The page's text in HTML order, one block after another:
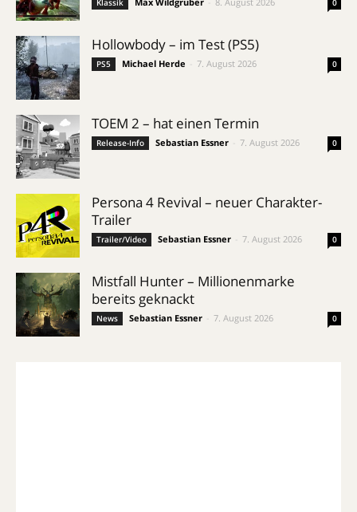
Hollowbody – im Test (PS5)
PS5 Michael Herde 7. August 2026 0
TOEM 2 – hat einen Termin
Release-Info Sebastian Essner 7. August 2026 0
Persona 4 Revival – neuer Charakter-
Trailer
Trailer/Video Sebastian Essner 7. August 2026 0
Mistfall Hunter – Millionenmarke
bereits geknackt
News Sebastian Essner 7. August 2026 0